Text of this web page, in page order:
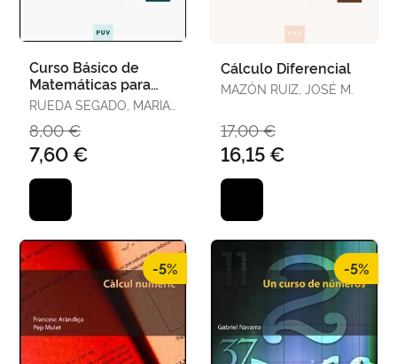
Curso Básico de
Matemáticas para
Universitarios
RUEDA SEGADO, MARIA
8,00 €
7,60 €
Cálculo Diferencial
MAZÓN RUIZ, JOSÉ M.
17,00 €
16,15 €
-5% -5%